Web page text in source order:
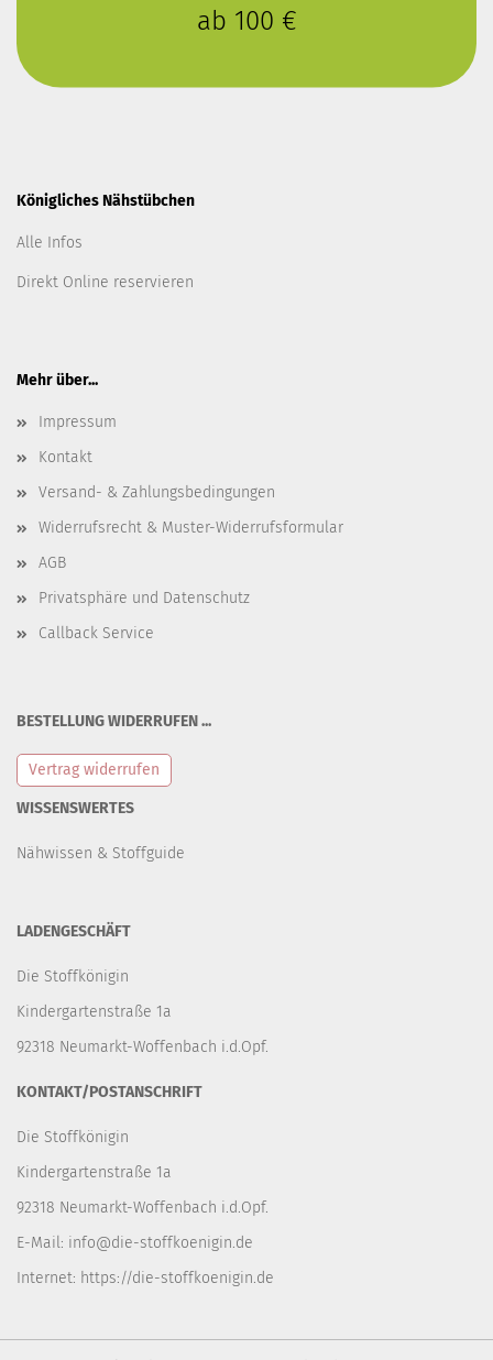
ab 100 €
Königliches Nähstübchen
Alle Infos
Direkt Online reservieren
Mehr über...
Impressum
Kontakt
Versand- & Zahlungsbedingungen
Widerrufsrecht & Muster-Widerrufsformular
AGB
Privatsphäre und Datenschutz
Callback Service
BESTELLUNG WIDERRUFEN ...
Vertrag widerrufen
WISSENSWERTES
Nähwissen & Stoffguide
LADENGESCHÄFT
Die Stoffkönigin
Kindergartenstraße 1a
92318 Neumarkt-Woffenbach i.d.Opf.
KONTAKT/POSTANSCHRIFT
Die Stoffkönigin
Kindergartenstraße 1a
92318 Neumarkt-Woffenbach i.d.Opf.
E-Mail: info@die-stoffkoenigin.de
Internet: https://die-stoffkoenigin.de